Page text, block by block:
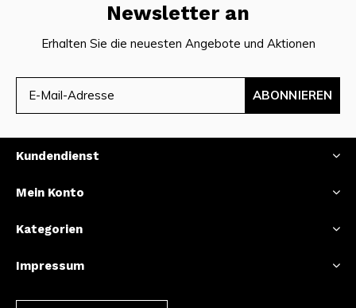
Newsletter an
Erhalten Sie die neuesten Angebote und Aktionen
ABONNIEREN
Kundendienst
Mein Konto
Kategorien
Impressum